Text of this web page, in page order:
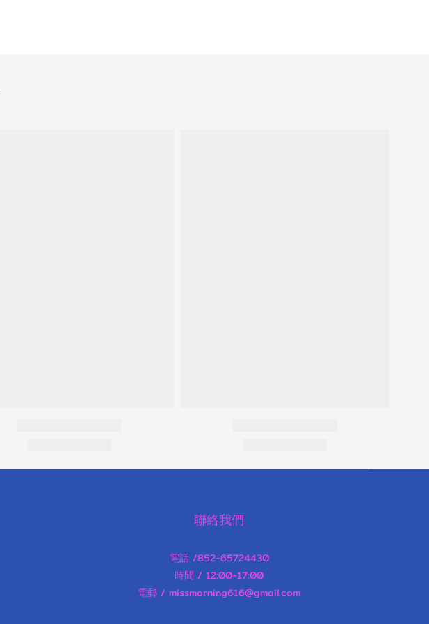
聯絡我們
電話 /852-65724430
時間 / 12:00-17:00
電郵 / missmorning616@gmail.com